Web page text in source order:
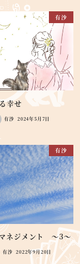
有沙
幸せ
有沙 2024年5月7日
有沙
ネジメント ～3～
有沙 2022年9月20日